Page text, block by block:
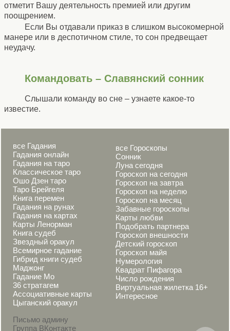
отметит Вашу деятельность премией или другим
поощрением.
Если Вы отдавали приказ в слишком высокомерной
манере или в деспотичном стиле, то сон предвещает
неудачу.
Командовать – Славянский сонник
Слышали команду во сне – узнаете какое-то
известие.
все Гадания
Гадания онлайн
Гадания на таро
Классическое таро
Ошо Дзен таро
Таро Брейгеля
Книга перемен
Гадания на рунах
Гадания на картах
Карты Ленорман
Книга судеб
Звездный оракул
Всемирное гадание
Гибрид книги судеб
Маджонг
Гадание Мо
36 стратагем
Ассоциативные карты
Цыганский оракул
Письмо админу
Группа ВКонтакте
все Гороскопы
Сонник
Луна сегодня
Гороскоп на сегодня
Гороскоп на завтра
Гороскоп на неделю
Гороскоп на месяц
Забавные гороскопы
Карты любви
Подобрать партнера
Гороскоп внешности
Детский гороскоп
Гороскоп майя
Нумерология
Квадрат Пифагора
Число рождения
Виртуальная жилетка 16+
Интересное